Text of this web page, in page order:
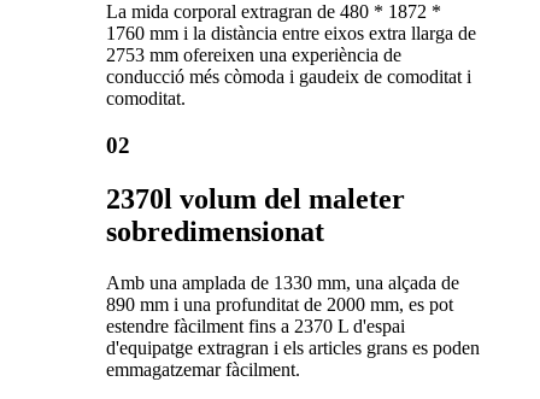
La mida corporal extragran de 480 * 1872 *
1760 mm i la distància entre eixos extra llarga de
2753 mm ofereixen una experiència de
conducció més còmoda i gaudeix de comoditat i
comoditat.
02
2370l volum del maleter
sobredimensionat
Amb una amplada de 1330 mm, una alçada de
890 mm i una profunditat de 2000 mm, es pot
estendre fàcilment fins a 2370 L d'espai
d'equipatge extragran i els articles grans es poden
emmagatzemar fàcilment.